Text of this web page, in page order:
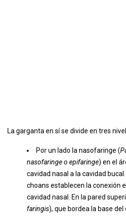
La garganta en sí se divide en tres
Por un lado la nasofaringe (
nasofaringe o epifaringe) en el
cavidad nasal a la cavidad
choans establecen la conexión
cavidad nasal. En la pared
faringis), que bordea la base